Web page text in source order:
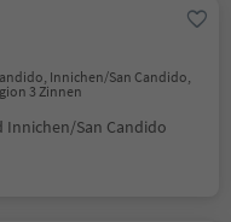
Innichen/San Candido,
3 Zinnen
Innichen/San Candido